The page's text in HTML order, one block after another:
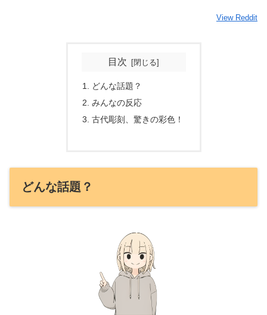
View Reddit
目次
どんな話題？
みんなの反応
古代彫刻、驚きの彩色！
どんな話題？